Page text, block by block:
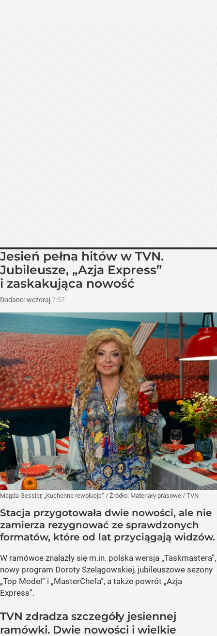
Jesień pełna hitów w TVN.
Jubileusze, „Azja Express”
i zaskakująca nowość
Dodano:wczoraj7:57
Magda Gessler, „Kuchenne rewolucje” / Źródło: Materiały prasowe / TVN
Stacja przygotowała dwie nowości, ale nie
zamierza rezygnować ze sprawdzonych
formatów, które od lat przyciągają widzów.
W ramówce znalazły się m.in. polska wersja „Taskmastera”,
nowy program Doroty Szelągowskiej, jubileuszowe sezony
„Top Model” i „MasterChefa”, a także powrót „Azja
Express”.
TVN zdradza szczegóły jesiennej
ramówki. Dwie nowości i wielkie